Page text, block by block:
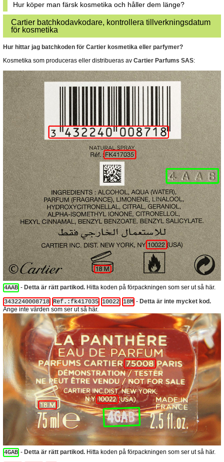
Hur köper man färsk kosmetika och håller dem länge?
Cartier batchkodavkodare, kontrollera tillverkningsdatum
för kosmetika
Hur hittar jag batchkoden för Cartier kosmetika eller parfymer?
Kosmetika som produceras eller distribueras av Cartier Parfums SAS:
4AAB - Detta är rätt partikod. Hitta koden på förpackningen som ser ut så här.
3432240008718 Ref.:fk417035 10022 18M - Detta är inte mycket kod.
Ange inte värden som ser ut så här.
4GAB - Detta är rätt partikod. Hitta koden på förpackningen som ser ut så här.